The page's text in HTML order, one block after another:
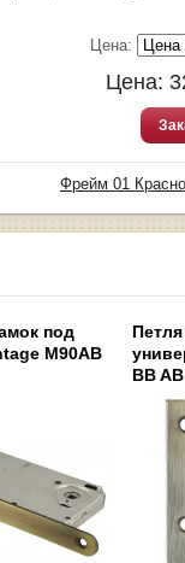
Цена:
Цена:
Фрейм 01
под
M90AB
BB